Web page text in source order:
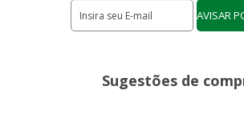
Sugestões de